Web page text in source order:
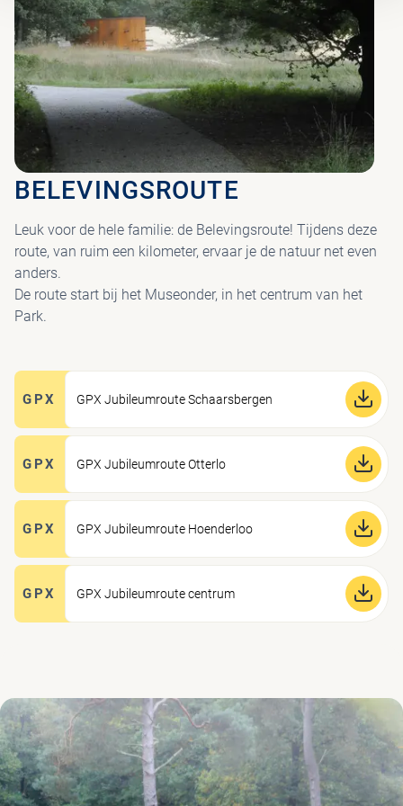
BELEVINGSROUTE
Leuk voor de hele familie: de Belevingsroute! Tijdens deze
route, van ruim een kilometer, ervaar je de natuur net even
anders.
De route start bij het Museonder, in het centrum van het
Park.
GPX GPX Jubileumroute Schaarsbergen
GPX GPX Jubileumroute Otterlo
GPX GPX Jubileumroute Hoenderloo
GPX GPX Jubileumroute centrum